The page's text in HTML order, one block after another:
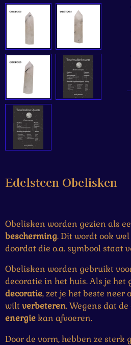
Edelsteen Obelisken
Obelisken worden gezien als
bescherming. Dit wordt ook
doordat die o.a. symbool staat
Obelisken worden gebruikt
decoratie in het huis. Als je het
decoratie, zet je het beste neer
wilt verbeteren. Wegens dat
energiekan afvoeren.
Door de vorm, hebben ze sterk